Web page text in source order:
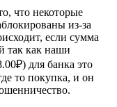
что некоторые
из-за
если сумма
так как наши
для банка это
то покупка, и он